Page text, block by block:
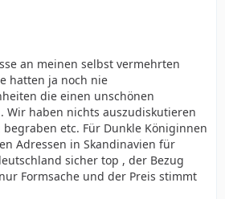
an meinen selbst vermehrten
hatten ja noch nie
die einen unschönen
Wir haben nichts auszudiskutieren
etc. Für Dunkle Königinnen
Adressen in Skandinavien für
sicher top , der Bezug
Formsache und der Preis stimmt